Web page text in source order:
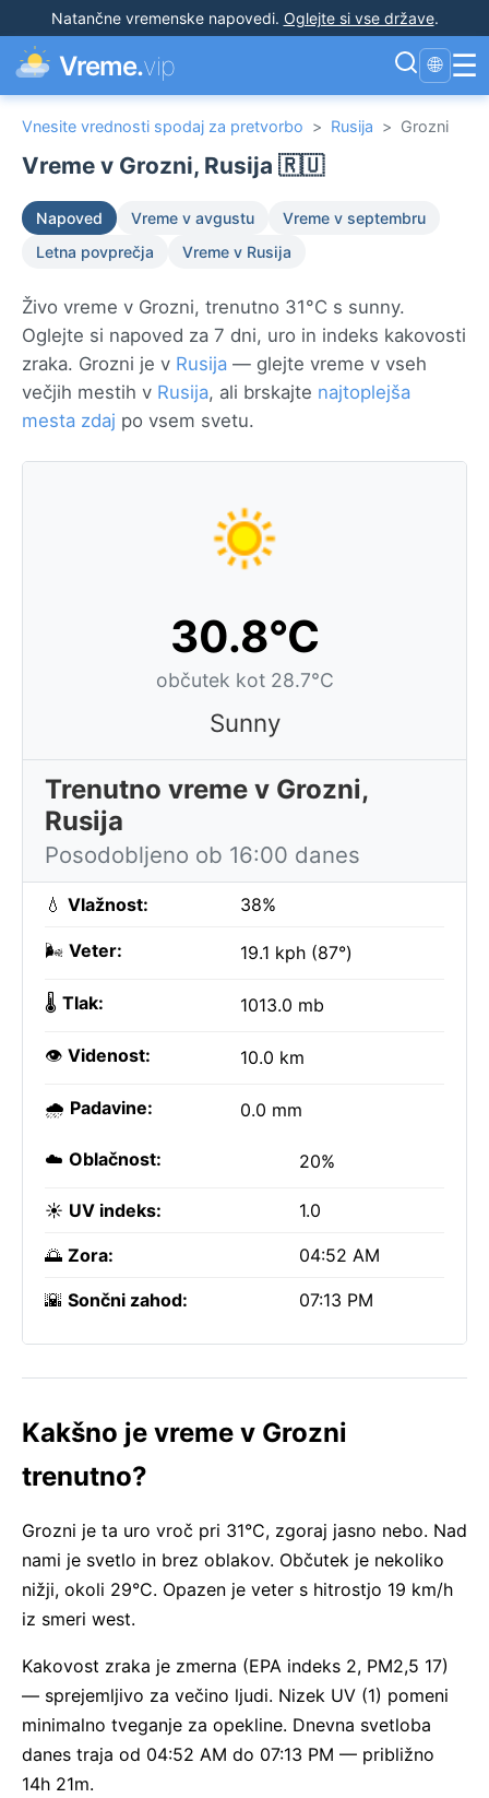
Natančne vremenske napovedi. Oglejte si vse države.
Vreme.vip 🌐 ☰
Vnesite vrednosti spodaj za pretvorbo > Rusija > Grozni
Vreme v Grozni, Rusija 🇷🇺
Napoved Vreme v avgustu
Vreme v septembru
Letna povprečja
Vreme v Rusija
Živo vreme v Grozni, trenutno 31°C s sunny.
Oglejte si napoved za 7 dni, uro in indeks kakovosti
zraka. Grozni je v Rusija — glejte vreme v vseh
večjih mestih v Rusija, ali brskajte najtoplejša
mesta zdaj po vsem svetu.
30.8°C
občutek kot 28.7°C
Sunny
Trenutno vreme v Grozni,
Rusija
Posodobljeno ob 16:00 danes
💧 Vlažnost: 38%
🌬️ Veter: 19.1 kph (87°)
🌡️ Tlak: 1013.0 mb
👁️ Videnost: 10.0 km
🌧️ Padavine: 0.0 mm
☁️ Oblačnost: 20%
☀️ UV indeks: 1.0
🌅 Zora: 04:52 AM
🌇 Sončni zahod: 07:13 PM
Kakšno je vreme v Grozni
trenutno?
Grozni je ta uro vroč pri 31°C, zgoraj jasno nebo. Nad
nami je svetlo in brez oblakov. Občutek je nekoliko
nižji, okoli 29°C. Opazen je veter s hitrostjo 19 km/h
iz smeri west.
Kakovost zraka je zmerna (EPA indeks 2, PM2,5 17)
— sprejemljivo za večino ljudi. Nizek UV (1) pomeni
minimalno tveganje za opekline. Dnevna svetloba
danes traja od 04:52 AM do 07:13 PM — približno
14h 21m.